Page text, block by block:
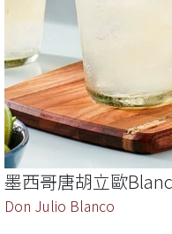
墨西哥唐胡立歐
Don Julio Blanco